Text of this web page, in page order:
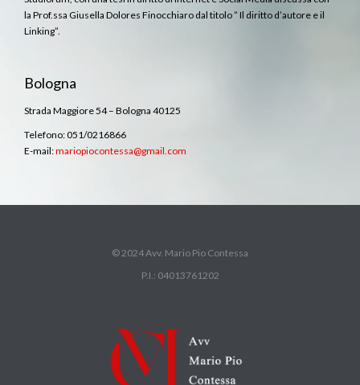
la Prof.ssa Giusella Dolores Finocchiaro dal titolo ” Il diritto d’autore e il
Linking”.
Bologna
Strada Maggiore 54 – Bologna 40125
Telefono: 051/0216866
E-mail:mariopiocontessa@gmail.com
© 2024 Avv. Mario Pio Contessa
P.I.: 04013761202